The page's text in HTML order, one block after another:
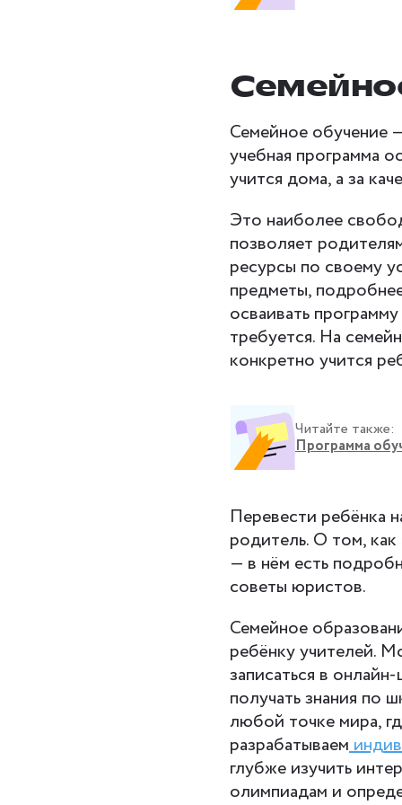
Семейное обучение
учебная программа
учится дома, а за
Это наиболее
позволяет
ресурсы по своему
предметы,
осваивать
требуется. На
конкретно учится
Читайте также:
Программа
Перевести ребёнка
родитель. О том, как
— в нём есть
советы юристов.
Семейное
ребёнку учителей.
записаться в
получать знания по
любой точке мира,
разрабатываем
глубже изучить
олимпиадам и